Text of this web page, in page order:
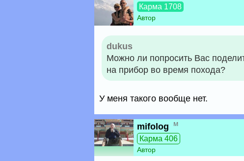
Карма 1708
Автор
dukus
Можно ли попросить Вас
на прибор во время похода?
У меня такого вообще нет.
mifolog
м
Карма 406
Автор